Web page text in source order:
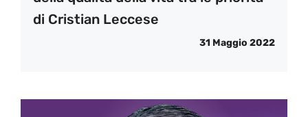
di Cristian Leccese
31 Maggio 2022